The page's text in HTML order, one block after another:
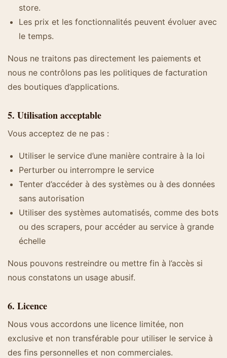
store.
Les prix et les fonctionnalités peuvent évoluer avec
le temps.
Nous ne traitons pas directement les paiements et
nous ne contrôlons pas les politiques de facturation
des boutiques d’applications.
5. Utilisation acceptable
Vous acceptez de ne pas :
Utiliser le service d’une manière contraire à la loi
Perturber ou interrompre le service
Tenter d’accéder à des systèmes ou à des données
sans autorisation
Utiliser des systèmes automatisés, comme des bots
ou des scrapers, pour accéder au service à grande
échelle
Nous pouvons restreindre ou mettre fin à l’accès si
nous constatons un usage abusif.
6. Licence
Nous vous accordons une licence limitée, non
exclusive et non transférable pour utiliser le service à
des fins personnelles et non commerciales.